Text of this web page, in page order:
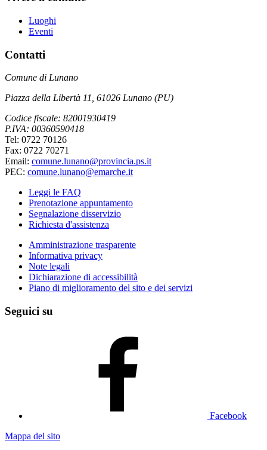
Luoghi
Eventi
Contatti
Comune di Lunano
Piazza della Libertà 11, 61026 Lunano (PU)
Codice fiscale: 82001930419
P.IVA: 00360590418
Tel: 0722 70126
Fax: 0722 70271
Email: comune.lunano@provincia.ps.it
PEC: comune.lunano@emarche.it
Leggi le FAQ
Prenotazione appuntamento
Segnalazione disservizio
Richiesta d'assistenza
Amministrazione trasparente
Informativa privacy
Note legali
Dichiarazione di accessibilità
Piano di miglioramento del sito e dei servizi
Seguici su
Facebook
Mappa del sito